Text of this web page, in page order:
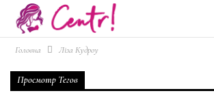
Головна Ліза Кудроу
Просмотр Тегов